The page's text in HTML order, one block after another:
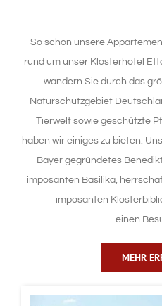
So schön unsere
rund um unser Klosterhotel
wandern Sie durch das
Naturschutzgebiet
Tierwelt sowie geschützte
haben wir einiges zu bieten:
Bayer gegründetes
imposanten Basilika,
imposanten
einen
MEHR